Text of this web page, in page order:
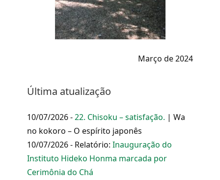
Março de 2024
Última atualização
10/07/2026 -22. Chisoku – satisfação. | Wa
no kokoro – O espírito japonês
10/07/2026 - Relatório: Inauguração do
Instituto Hideko Honma marcada por
Cerimônia do Chá